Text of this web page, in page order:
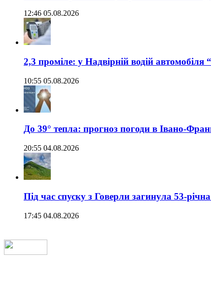
12:46 05.08.2026
2,3 проміле: у Надвірній водій
10:55 05.08.2026
До 39° тепла: прогноз погоди в Івано-
20:55 04.08.2026
Під час спуску з Говерли загинула 53-
17:45 04.08.2026